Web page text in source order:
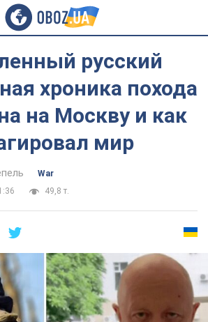
русский
хроника похода
на Москву и как
мир
War
49,8 т.